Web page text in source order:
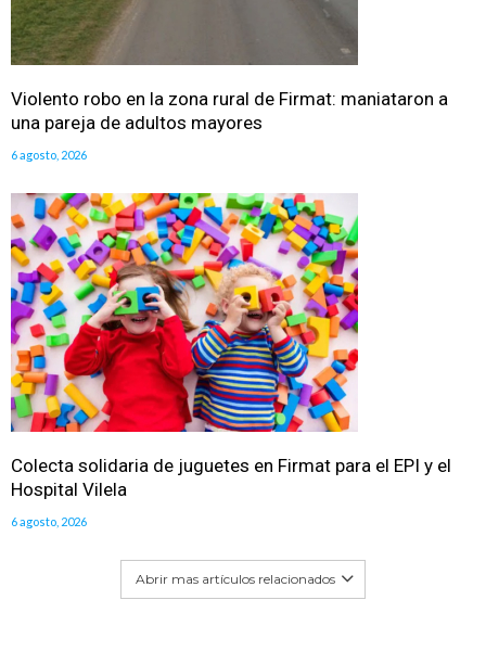
Violento robo en la zona rural de Firmat: maniataron a
una pareja de adultos mayores
6 agosto, 2026
Colecta solidaria de juguetes en Firmat para el EPI y el
Hospital Vilela
6 agosto, 2026
Abrir mas artículos relacionados